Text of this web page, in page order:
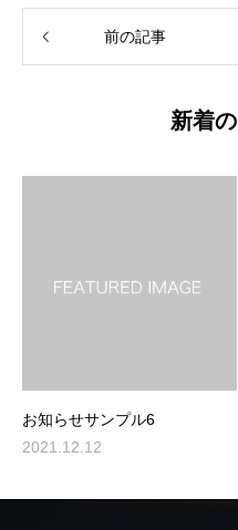
前の記事
新着
お知らせサンプル6
2021.12.12